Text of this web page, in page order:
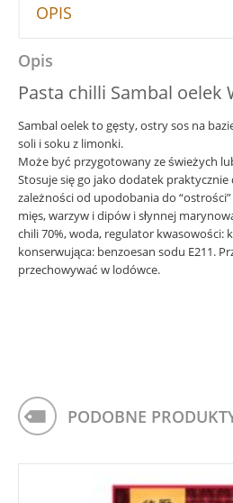
OPIS
Opis
Pasta chilli Sambal oelek
Sambal oelek to gęsty, ostry sos na
soli i soku z limonki.
Może być przygotowany ze świeżych
Stosuje się go jako dodatek praktycznie
zależności od upodobania do
mięs, warzyw i dipów i słynnej
chili 70%, woda, regulator kwasowości:
konserwująca: benzoesan sodu E211.
przechowywać w lodówce.
PODOBNE